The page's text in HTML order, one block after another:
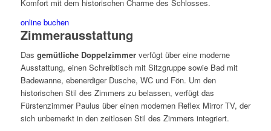
Komfort mit dem historischen Charme des Schlosses.
online buchen
Zimmerausstattung
Das gemütliche Doppelzimmerverfügt über eine moderne
Ausstattung, einen Schreibtisch mit Sitzgruppe sowie Bad mit
Badewanne, ebenerdiger Dusche, WC und Fön. Um den
historischen Stil des Zimmers zu belassen, verfügt das
Fürstenzimmer Paulus über einen modernen Reflex Mirror TV, der
sich unbemerkt in den zeitlosen Stil des Zimmers integriert.